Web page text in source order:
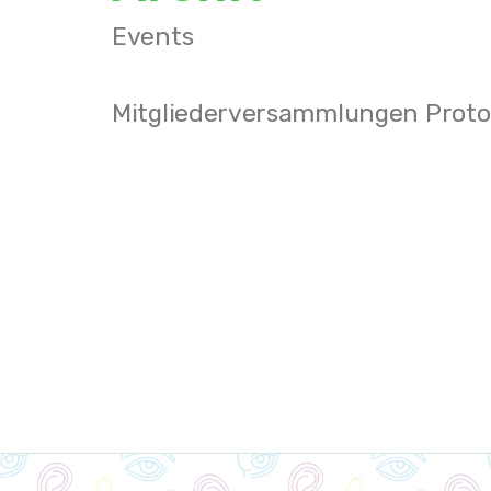
Events
Mitgliederversammlungen